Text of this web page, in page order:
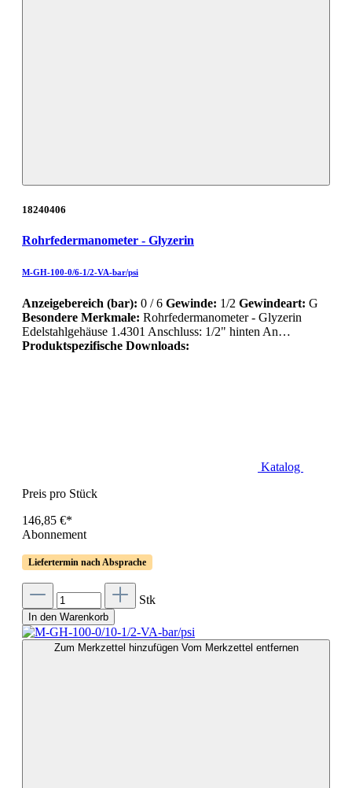
18240406
Rohrfedermanometer - Glyzerin
M-GH-100-0/6-1/2-VA-bar/psi
Anzeigebereich (bar): 0 / 6 Gewinde: 1/2 Gewindeart: G
Besondere Merkmale: Rohrfedermanometer - Glyzerin
Edelstahlgehäuse 1.4301 Anschluss: 1/2" hinten An…
Produktspezifische Downloads:
Katalog
Preis pro Stück
146,85 €*
Abonnement
Liefertermin nach Absprache
Stk
In den Warenkorb
Zum Merkzettel hinzufügen Vom Merkzettel entfernen